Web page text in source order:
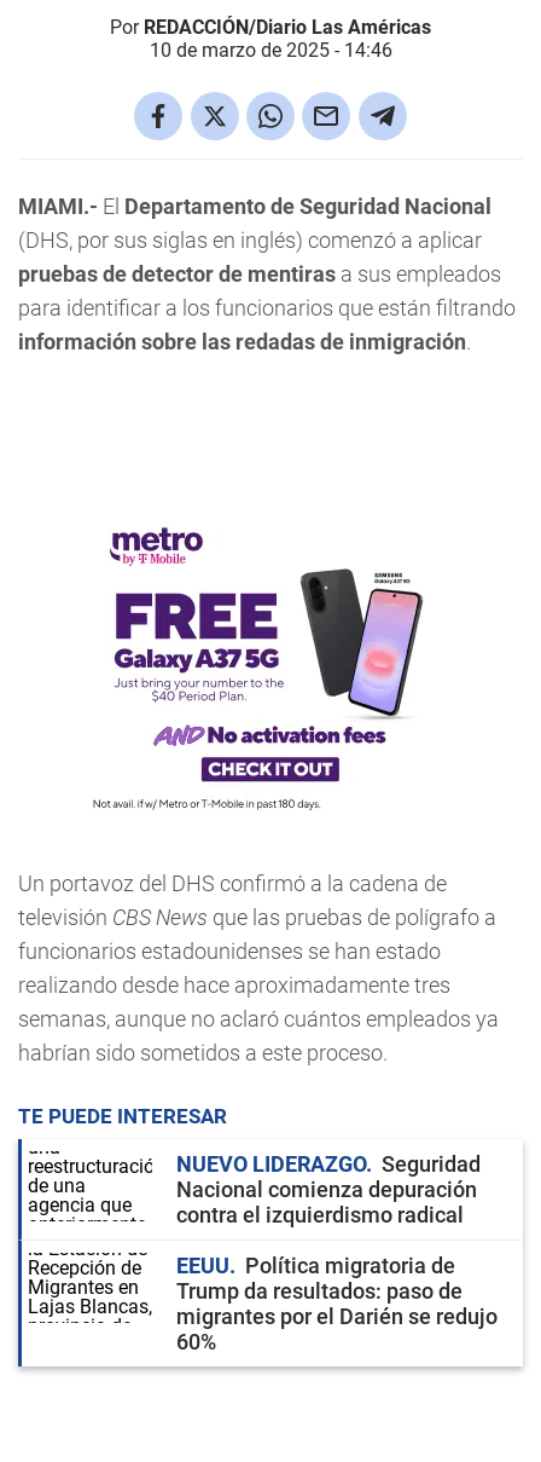
Por REDACCIÓN/Diario Las Américas
10 de marzo de 2025 - 14:46
MIAMI.- El Departamento de Seguridad Nacional
(DHS, por sus siglas en inglés) comenzó a aplicar
pruebas de detector de mentiras a sus empleados
para identificar a los funcionarios que están filtrando
información sobre las redadas de inmigración.
Un portavoz del DHS confirmó a la cadena de
televisión CBS News que las pruebas de polígrafo a
funcionarios estadounidenses se han estado
realizando desde hace aproximadamente tres
semanas, aunque no aclaró cuántos empleados ya
habrían sido sometidos a este proceso.
TE PUEDE INTERESAR
NUEVO LIDERAZGO
Seguridad
Nacional comienza depuración
contra el izquierdismo radical
EEUU
Política migratoria de
Trump da resultados: paso de
migrantes por el Darién se redujo
60%